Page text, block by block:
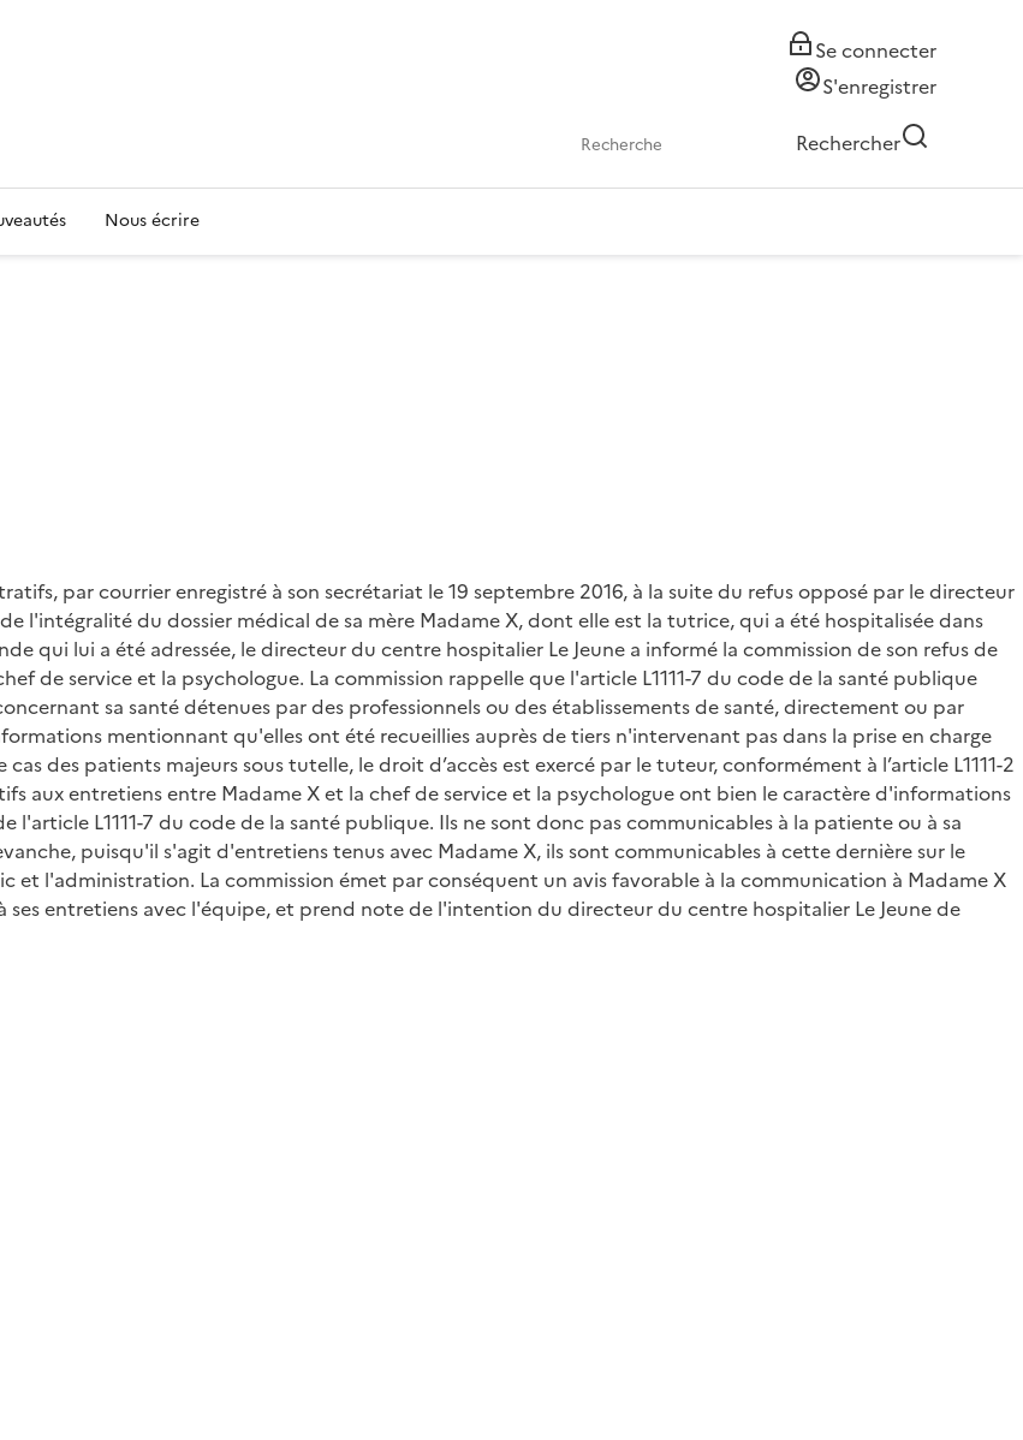
Se connecter
S'enregistrer
Rechercher
Nous écrire
par courrier enregistré à son secrétariat le 19 septembre 2016, à la suite du refus opposé par le directeur
l'intégralité du dossier médical de sa mère Madame X, dont elle est la tutrice, qui a été hospitalisée dans
qui lui a été adressée, le directeur du centre hospitalier Le Jeune a informé la commission de son refus de
de service et la psychologue. La commission rappelle que l'article L1111-7 du code de la santé publique
sa santé détenues par des professionnels ou des établissements de santé, directement ou par
mentionnant qu'elles ont été recueillies auprès de tiers n'intervenant pas dans la prise en charge
des patients majeurs sous tutelle, le droit d’accès est exercé par le tuteur, conformément à l’article L1111-2
aux entretiens entre Madame X et la chef de service et la psychologue ont bien le caractère d'informations
L1111-7 du code de la santé publique. Ils ne sont donc pas communicables à la patiente ou à sa
puisqu'il s'agit d'entretiens tenus avec Madame X, ils sont communicables à cette dernière sur le
et l'administration. La commission émet par conséquent un avis favorable à la communication à Madame X
ses entretiens avec l'équipe, et prend note de l'intention du directeur du centre hospitalier Le Jeune de